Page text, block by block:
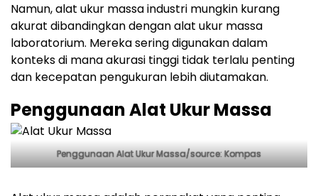
Namun, alat ukur massa industri mungkin kurang
akurat dibandingkan dengan alat ukur massa
laboratorium. Mereka sering digunakan dalam
konteks di mana akurasi tinggi tidak terlalu penting
dan kecepatan pengukuran lebih diutamakan.
Penggunaan Alat Ukur Massa
Penggunaan Alat Ukur Massa/source: Kompas